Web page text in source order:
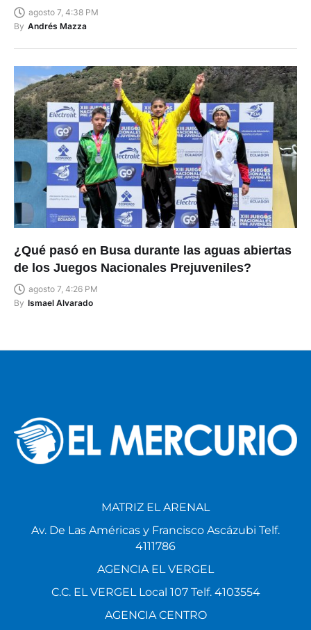
agosto 7, 4:38 PM
By Andrés Mazza
¿Qué pasó en Busa durante las aguas abiertas
de los Juegos Nacionales Prejuveniles?
agosto 7, 4:26 PM
By Ismael Alvarado
MATRIZ EL ARENAL
Av. De Las Américas y Francisco Ascázubi Telf.
4111786
AGENCIA EL VERGEL
C.C. EL VERGEL Local 107 Telf. 4103554
AGENCIA CENTRO